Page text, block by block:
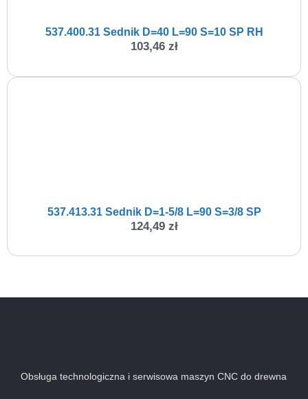
537.400.31 Sednik D=40 L=90 S=10 SP RH
103,46 zł
537.413.31 Sednik D=1-5/8 L=90 S=3/8 SP
124,49 zł
Obsługa technologiczna i serwisowa maszyn CNC do drewna